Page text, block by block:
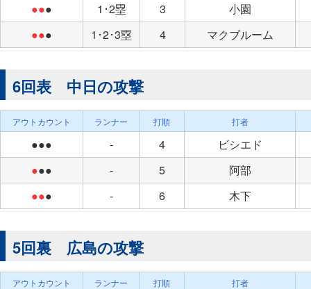
●●● 1･2塁 3
小園
●●● 1･2･3塁 4 マクブルーム
6回表 中日の攻撃
アウトカウント ランナー 打順 打者
●●● - 4
ビシエド
●●● - 5
阿部
●●● - 6 木下
5回裏 広島の攻撃
アウトカウント ランナー 打順 打者